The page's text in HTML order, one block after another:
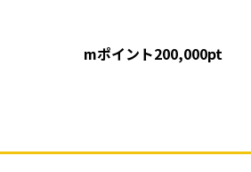
mポイント200,000pt